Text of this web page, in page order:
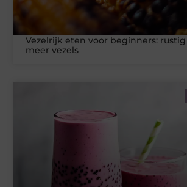
Vezelrijk eten voor beginners:
meer vezels